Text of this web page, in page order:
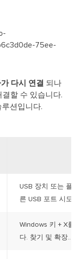
75ee-
다시 연결 되나
할 수 있습니다.
션입니다.
USB 장치 또는 플
른 USB 포트 시도...
Windows 키 + X를
다. 찾기 및 확장...